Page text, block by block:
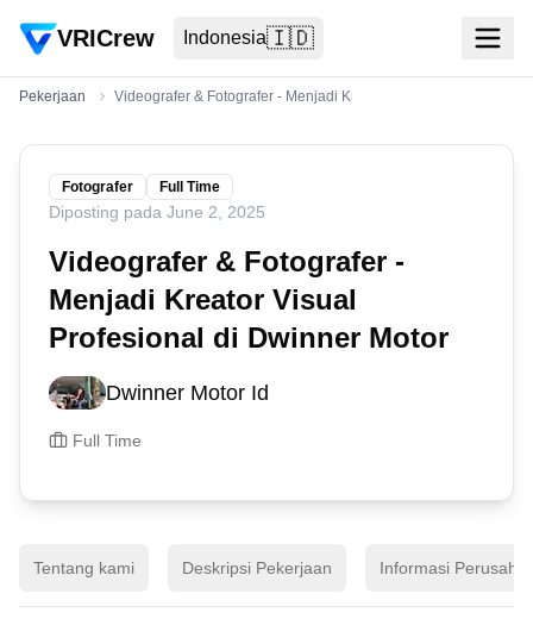
VRICrew Indonesia🇮🇩
Pekerjaan Videografer & Fotografer - Menjadi Kreator Visual Profesional di
Fotografer Full Time
Diposting pada June 2, 2025
Videografer & Fotografer -
Menjadi Kreator Visual
Profesional di Dwinner Motor
Dwinner Motor Id
Full Time
Tentang kami Deskripsi Pekerjaan Informasi